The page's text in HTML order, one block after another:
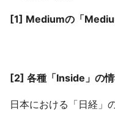
[1] Mediumの「
[2] 各種「Inside」の
日本における「日経」